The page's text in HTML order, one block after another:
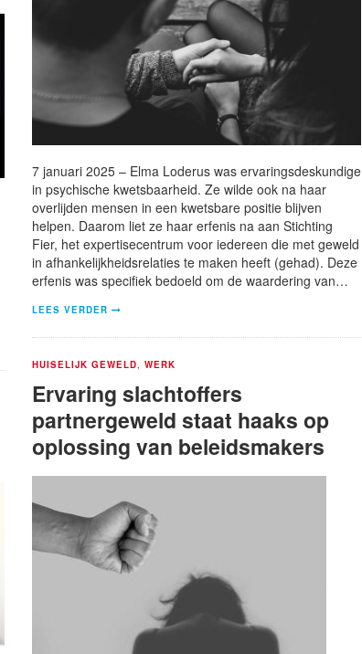
7 januari 2025 – Elma Loderus was ervaringsdeskundige
in psychische kwetsbaarheid. Ze wilde ook na haar
overlijden mensen in een kwetsbare positie blijven
helpen. Daarom liet ze haar erfenis na aan Stichting
Fier, het expertisecentrum voor iedereen die met geweld
in afhankelijkheidsrelaties te maken heeft (gehad). Deze
erfenis was specifiek bedoeld om de waardering van…
LEES VERDER
HUISELIJK GEWELD, WERK
Ervaring slachtoffers
partnergeweld staat haaks op
oplossing van beleidsmakers